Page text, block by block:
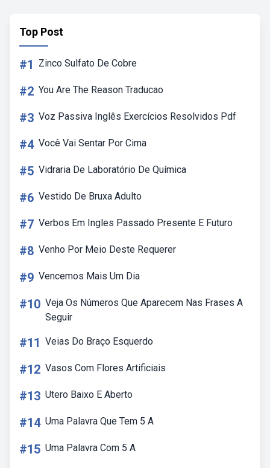
Top Post
#1 Zinco Sulfato De Cobre
#2 You Are The Reason Traducao
#3 Voz Passiva Inglês Exercícios Resolvidos Pdf
#4 Você Vai Sentar Por Cima
#5 Vidraria De Laboratório De Química
#6 Vestido De Bruxa Adulto
#7 Verbos Em Ingles Passado Presente E Futuro
#8 Venho Por Meio Deste Requerer
#9 Vencemos Mais Um Dia
#10 Veja Os Números Que Aparecem Nas Frases A
Seguir
#11 Veias Do Braço Esquerdo
#12 Vasos Com Flores Artificiais
#13 Utero Baixo E Aberto
#14 Uma Palavra Que Tem 5 A
#15 Uma Palavra Com 5 A